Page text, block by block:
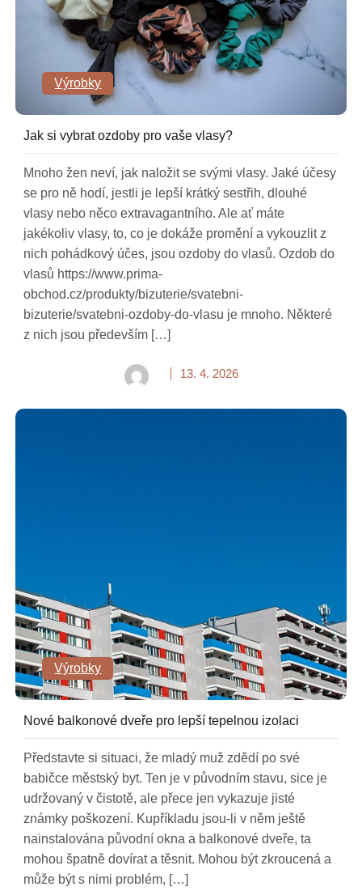
Výrobky
Jak si vybrat ozdoby pro vaše vlasy?
Mnoho žen neví, jak naložit se svými vlasy. Jaké účesy
se pro ně hodí, jestli je lepší krátký sestřih, dlouhé
vlasy nebo něco extravagantního. Ale ať máte
jakékoliv vlasy, to, co je dokáže promění a vykouzlit z
nich pohádkový účes, jsou ozdoby do vlasů. Ozdob do
vlasů https://www.prima-
obchod.cz/produkty/bizuterie/svatebni-
bizuterie/svatebni-ozdoby-do-vlasu je mnoho. Některé
z nich jsou především […]
13. 4. 2026
Výrobky
Nové balkonové dveře pro lepší tepelnou izolaci
Představte si situaci, že mladý muž zdědí po své
babičce městský byt. Ten je v původním stavu, sice je
udržovaný v čistotě, ale přece jen vykazuje jisté
známky poškození. Kupříkladu jsou-li v něm ještě
nainstalována původní okna a balkonové dveře, ta
mohou špatně dovírat a těsnit. Mohou být zkroucená a
může být s nimi problém, […]